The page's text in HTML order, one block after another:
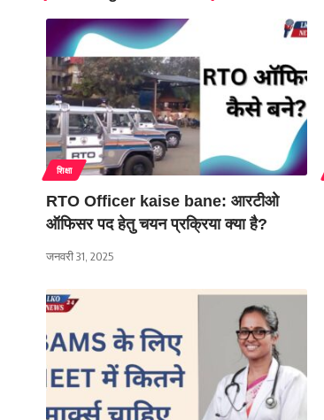
शिक्षा
RTO Officer kaise bane: आरटीओ
ऑफिसर पद हेतु चयन प्रक्रिया क्या है?
जनवरी 31, 2025